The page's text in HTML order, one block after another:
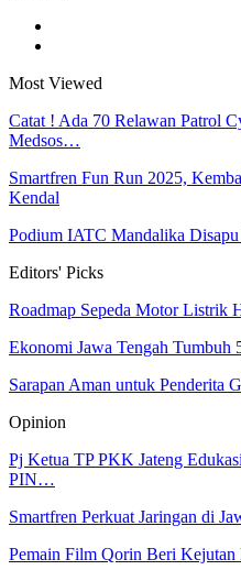
Most Viewed
Catat ! Ada 70 Relawan Patrol
Medsos…
Smartfren Fun Run 2025,
Kendal
Podium IATC Mandalika
Editors' Picks
Roadmap Sepeda Motor Listrik
Ekonomi Jawa Tengah Tumbuh
Sarapan Aman untuk Penderita
Opinion
Pj Ketua TP PKK Jateng
PIN…
Smartfren Perkuat Jaringan di
Pemain Film Qorin Beri Kejutan